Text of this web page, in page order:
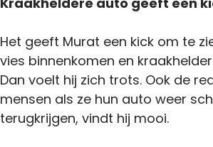
Het geeft Murat een kick om te
vies binnenkomen en
Dan voelt hij zich trots. Ook de
mensen als ze hun auto weer
terugkrijgen, vindt hij mooi.